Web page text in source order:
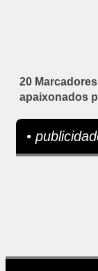
20
apaixonados
•